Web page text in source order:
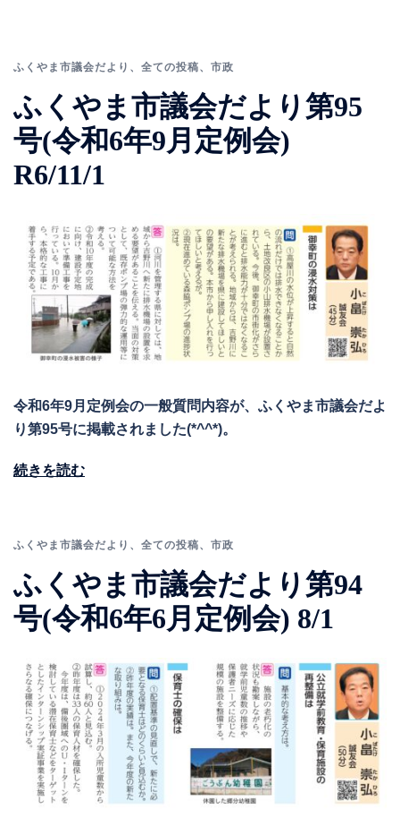
ふくやま市議会だより 、 全ての投稿、 市政
ふくやま市議会だより第95
号(令和6年9月定例会)
R6/11/1
令和6年9月定例会の一般質問内容が、ふくやま市議会だよ
り第95号に掲載されました(*^^*)。
続きを読む
ふくやま市議会だより 、 全ての投稿、 市政
ふくやま市議会だより第94
号(令和6年6月定例会) 8/1